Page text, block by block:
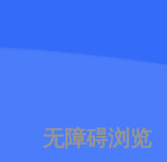
无障碍浏览